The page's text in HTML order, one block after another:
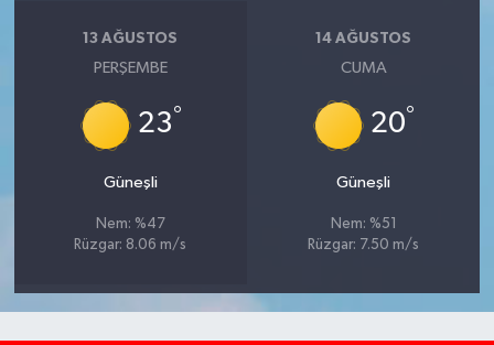
13 AĞUSTOS
PERŞEMBE
23°
Güneşli
Nem: %47
Rüzgar: 8.06 m/s
14 AĞUSTOS
CUMA
20°
Güneşli
Nem: %51
Rüzgar: 7.50 m/s